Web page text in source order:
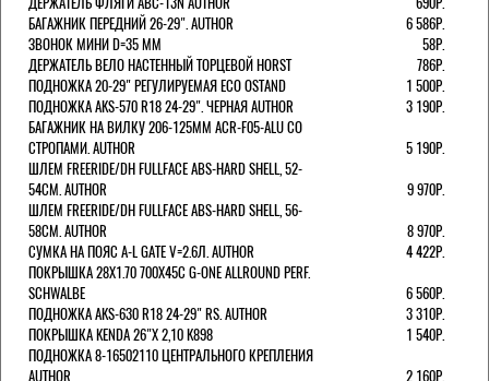
БАГАЖНИК ПЕРЕДНИЙ 26-29". AUTHOR
6 586Р.
ЗВОНОК МИНИ D=35 ММ
58Р.
ДЕРЖАТЕЛЬ ВЕЛО НАСТЕННЫЙ ТОРЦЕВОЙ HORST
786Р.
ПОДНОЖКА 20-29" РЕГУЛИРУЕМАЯ ECO OSTAND
1 500Р.
ПОДНОЖКА AKS-570 R18 24-29". ЧЕРНАЯ AUTHOR
3 190Р.
БАГАЖНИК НА ВИЛКУ 206-125ММ ACR-F05-ALU СО
СТРОПАМИ. AUTHOR
5 190Р.
ШЛЕМ FREERIDE/DH FULLFACE ABS-HARD SHELL, 52-
54СМ. AUTHOR
9 970Р.
ШЛЕМ FREERIDE/DH FULLFACE ABS-HARD SHELL, 56-
58СМ. AUTHOR
8 970Р.
СУМКА НА ПОЯС A-L GATE V=2.6Л. AUTHOR
4 422Р.
ПОКРЫШКА 28X1.70 700X45C G-ONE ALLROUND PERF.
SCHWALBE
6 560Р.
ПОДНОЖКА AKS-630 R18 24-29" RS. AUTHOR
3 310Р.
ПОКРЫШКА KENDA 26"Х 2,10 K898
1 540Р.
ПОДНОЖКА 8-16502110 ЦЕНТРАЛЬНОГО КРЕПЛЕНИЯ
AUTHOR
2 160Р.